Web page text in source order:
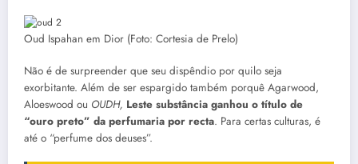
Oud Ispahan em Dior (Foto: Cortesia de Prelo)
Não é de surpreender que seu dispêndio por quilo seja
exorbitante. Além de ser espargido também porquê Agarwood,
Aloeswood ou OUDH, Leste substância ganhou o título de
“ouro preto” da perfumaria por recta. Para certas culturas, é
até o “perfume dos deuses”.